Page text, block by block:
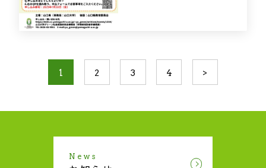
1 2 3 4 >
News